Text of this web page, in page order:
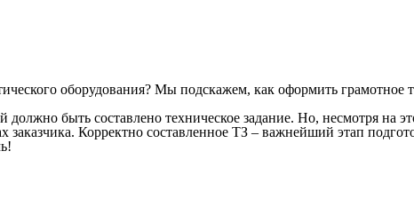
оборудования? Мы подскажем, как оформить
должно быть составлено техническое задание. Но, несмотря
заказчика. Корректно составленное ТЗ – важнейший этап